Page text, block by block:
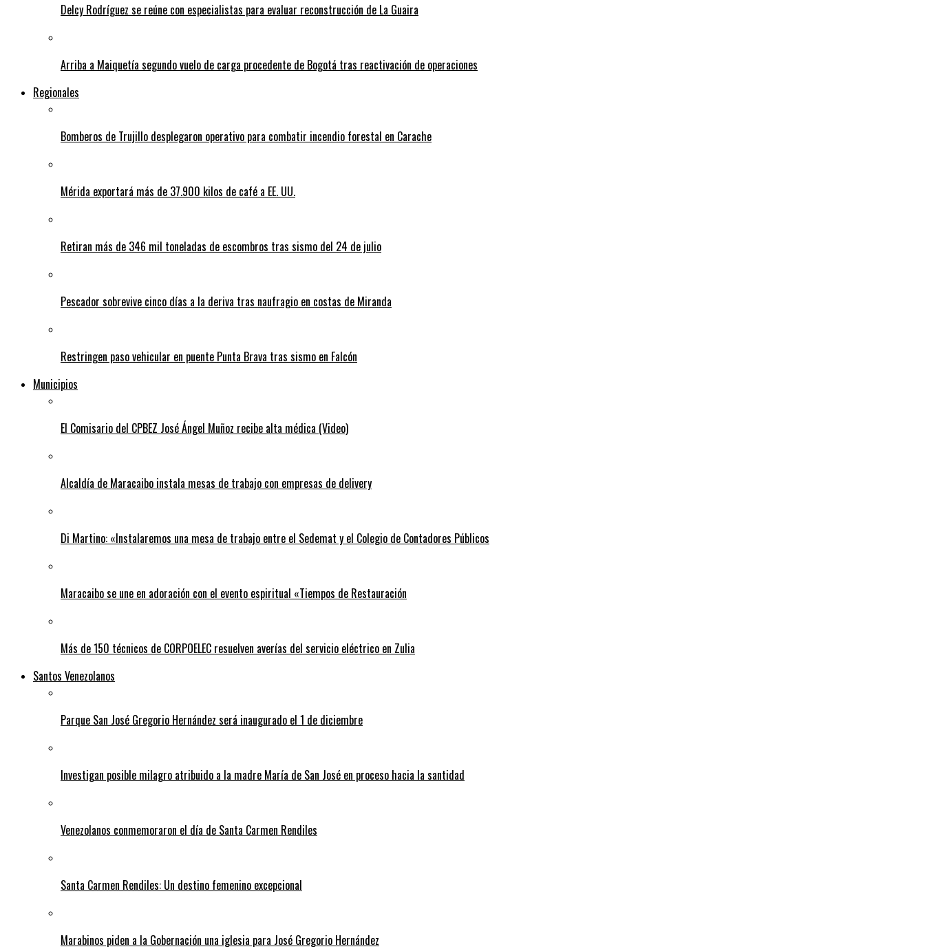
Delcy Rodríguez se reúne con especialistas para evaluar reconstrucción de La Guaira
Arriba a Maiquetía segundo vuelo de carga procedente de Bogotá tras reactivación de operaciones
Regionales
Bomberos de Trujillo desplegaron operativo para combatir incendio forestal en Carache
Mérida exportará más de 37.900 kilos de café a EE. UU.
Retiran más de 346 mil toneladas de escombros tras sismo del 24 de julio
Pescador sobrevive cinco días a la deriva tras naufragio en costas de Miranda
Restringen paso vehicular en puente Punta Brava tras sismo en Falcón
Municipios
El Comisario del CPBEZ José Ángel Muñoz recibe alta médica (Video)
Alcaldía de Maracaibo instala mesas de trabajo con empresas de delivery
Di Martino: «Instalaremos una mesa de trabajo entre el Sedemat y el Colegio de Contadores Públicos
Maracaibo se une en adoración con el evento espiritual «Tiempos de Restauración
Más de 150 técnicos de CORPOELEC resuelven averías del servicio eléctrico en Zulia
Santos Venezolanos
Parque San José Gregorio Hernández será inaugurado el 1 de diciembre
Investigan posible milagro atribuido a la madre María de San José en proceso hacia la santidad
Venezolanos conmemoraron el día de Santa Carmen Rendiles
Santa Carmen Rendiles: Un destino femenino excepcional
Marabinos piden a la Gobernación una iglesia para José Gregorio Hernández